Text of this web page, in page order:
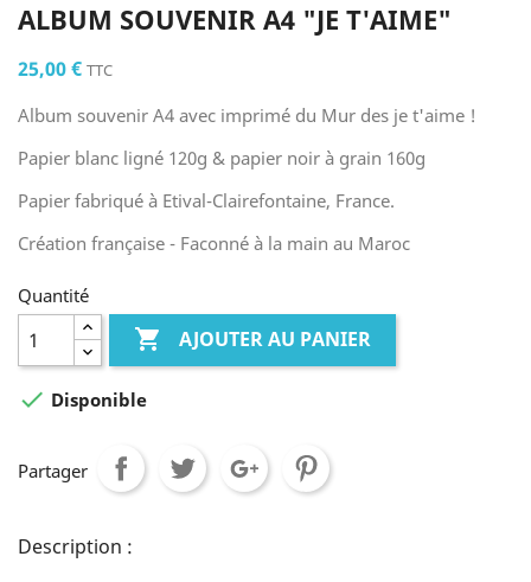
ALBUM SOUVENIR A4 "JE T'AIME"
25,00 € TTC
Album souvenir A4 avec imprimé du Mur des je t'aime !
Papier blanc ligné 120g & papier noir à grain 160g
Papier fabriqué à Etival-Clairefontaine, France.
Création française - Faconné à la main au Maroc
Quantité
 AJOUTER AU PANIER
 Disponible
Partager
Description :